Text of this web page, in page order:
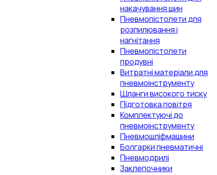
накачування шин
Пневмопістолети для
розпилювання і
нагнітання
Пневмопістолети
продувні
Витратні матеріали для
пневмоінструменту
Шланги високого тиску
Підготовка повітря
Комплектуючі до
пневмоінструменту
Пневмошліфмашини
Болгарки пневматичні
Пневмодрилі
Заклепочники